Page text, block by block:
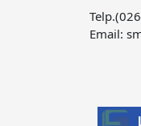
Email: